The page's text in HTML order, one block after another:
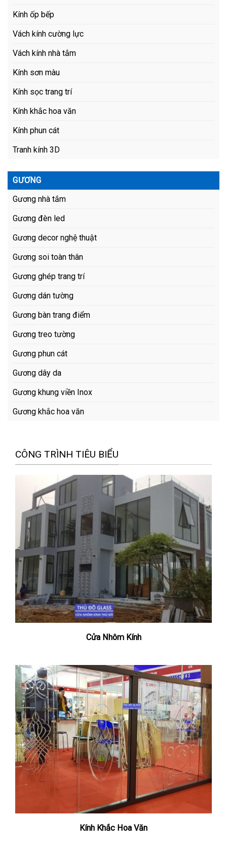
Kính ốp bếp
Vách kính cường lực
Vách kính nhà tắm
Kính sơn màu
Kính sọc trang trí
Kính khắc hoa văn
Kính phun cát
Tranh kính 3D
GƯƠNG
Gương nhà tắm
Gương đèn led
Gương decor nghệ thuật
Gương soi toàn thân
Gương ghép trang trí
Gương dán tường
Gương bàn trang điểm
Gương treo tường
Gương phun cát
Gương dây da
Gương khung viền Inox
Gương khắc hoa văn
CÔNG TRÌNH TIÊU BIỂU
Cửa Nhôm Kính
Kính Khắc Hoa Văn